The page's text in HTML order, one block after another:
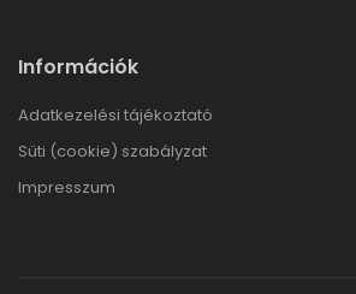
Információk
Adatkezelési tájékoztató
Süti (cookie) szabályzat
Impresszum